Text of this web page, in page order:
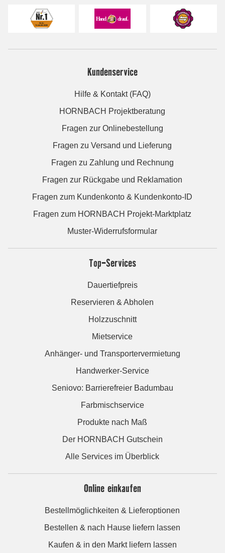
Kundenservice
Hilfe & Kontakt (FAQ)
HORNBACH Projektberatung
Fragen zur Onlinebestellung
Fragen zu Versand und Lieferung
Fragen zu Zahlung und Rechnung
Fragen zur Rückgabe und Reklamation
Fragen zum Kundenkonto & Kundenkonto-ID
Fragen zum HORNBACH Projekt-Marktplatz
Muster-Widerrufsformular
Top-Services
Dauertiefpreis
Reservieren & Abholen
Holzzuschnitt
Mietservice
Anhänger- und Transportervermietung
Handwerker-Service
Seniovo: Barrierefreier Badumbau
Farbmischservice
Produkte nach Maß
Der HORNBACH Gutschein
Alle Services im Überblick
Online einkaufen
Bestellmöglichkeiten & Lieferoptionen
Bestellen & nach Hause liefern lassen
Kaufen & in den Markt liefern lassen